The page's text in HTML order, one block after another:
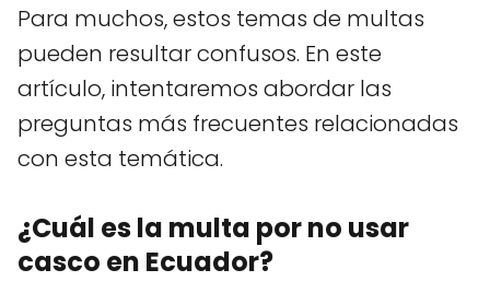
Para muchos, estos temas de multas
pueden resultar confusos. En este
artículo, intentaremos abordar las
preguntas más frecuentes relacionadas
con esta temática.
¿Cuál es la multa por no usar
casco en Ecuador?